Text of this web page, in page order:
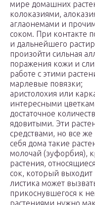
мире домашних
колоказиями,
аглаонемами и
соком. При контакте
и дальнейшего
произойти сильная
поражения кожи и
работе с этими
марлевые повязки;
аристолохия или
интересными
достаточное
ядовитыми. Эти
средствами, но все
себя дома такие
молочай (эуфорбия),
растения,
сок, который выходит
листика может
прикоснувшегося к
растениями нужно